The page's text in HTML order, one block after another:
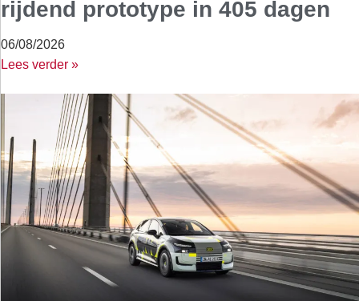
rijdend prototype in 405 dagen
06/08/2026
Lees verder »